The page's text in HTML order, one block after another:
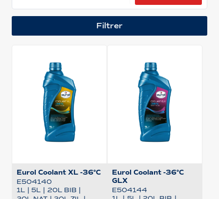
Filtrer
Eurol Coolant XL -36°C
E504140
1L | 5L | 20L BIB |
Eurol Coolant -36°C
GLX
E504144